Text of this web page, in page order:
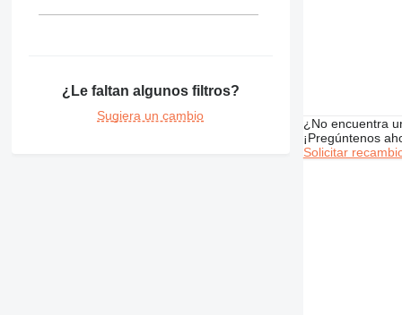
963
¿Le faltan algunos filtros?
Sugiera un cambio
¿No encuentra
¡Pregúntenos
Solicitar